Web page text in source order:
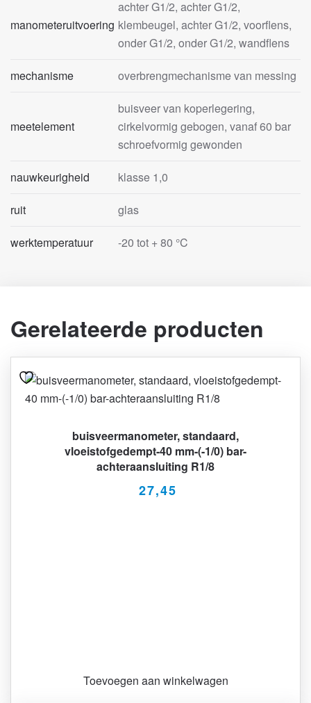
manometeruitvoering
achter G1/2, achter G1/2,
klembeugel, achter G1/2, voorflens,
onder G1/2, onder G1/2, wandflens
mechanisme overbrengmechanisme van messing
meetelement
buisveer van koperlegering,
cirkelvormig gebogen, vanaf 60 bar
schroefvormig gewonden
nauwkeurigheid klasse 1,0
ruit glas
werktemperatuur -20 tot + 80 °C
Gerelateerde producten
buisveermanometer, standaard,
vloeistofgedempt-40 mm-(-1/0) bar-
achteraansluiting R1/8
27,45
Toevoegen aan winkelwagen